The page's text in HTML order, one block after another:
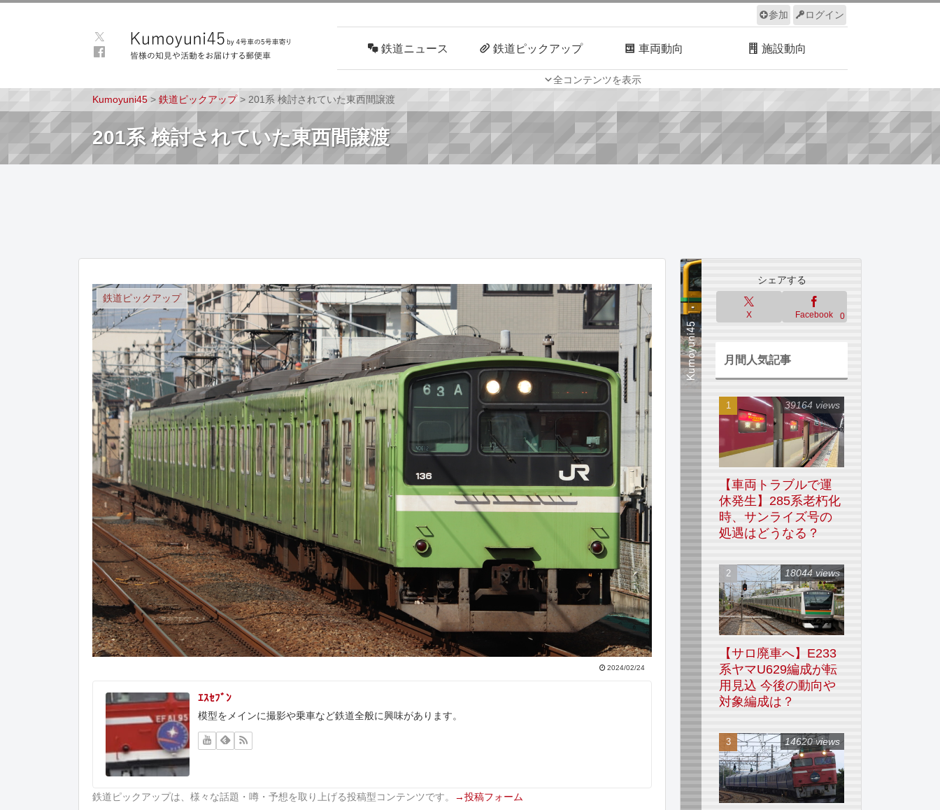
ログイン
参加
全コンテンツを表示
鉄道ニュース 鉄道ピックアップ 車両動向 施設動向
車両技術 路線探訪 ルール サイトについて
Kumoyuni45 > 鉄道ピックアップ> 201系 検討されていた東西間譲渡
201系 検討されていた東西間譲渡
鉄道ピックアップ
2024/02/24
ｴｽｾﾌﾞﾝ
模型をメインに撮影や乗車など鉄道全般に興味があります。
鉄道ピックアップは、様々な話題・噂・予想を取り上げる投稿型コンテンツです。 →投稿フォーム
シェアする
X Facebook 0
月間人気記事
【車両トラブルで運
休発生】285系老朽化
時、サンライズ号の
処遇はどうなる？
39164 views
【サロ廃車へ】E233
系ヤマU629編成が転
用見込 今後の動向や
対象編成は？
18044 views
14620 views